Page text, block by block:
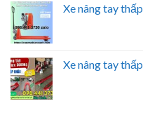
Xe nâng tay
Xe nâng tay